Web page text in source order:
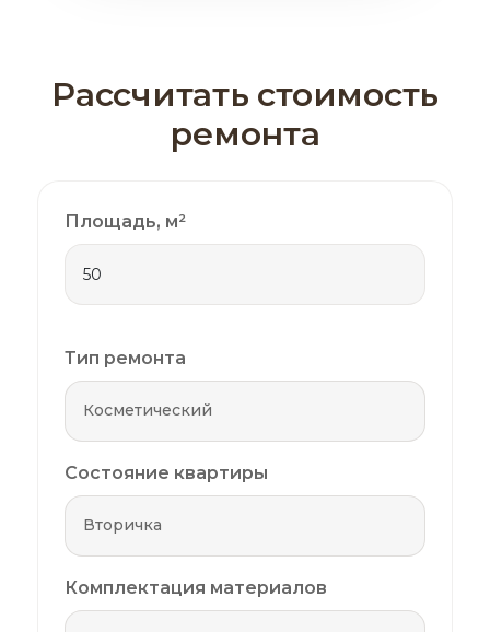
Рассчитать стоимость
ремонта
Площадь, м²
Тип ремонта
Состояние квартиры
Комплектация материалов